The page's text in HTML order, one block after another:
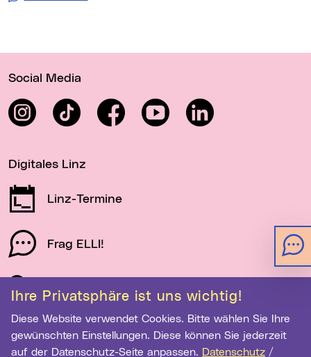
Ihre Privatsphäre ist uns wichtig!
Diese Website verwendet Cookies. Bitte wählen Sie Ihre
gewünschten Einstellungen. Diese können Sie jederzeit
auf der Datenschutz-Seite anpassen. Datenschutz /
Social Media
InstagramTikTok FacebookYouTube LinkedIn
Digitales Linz
Linz-Termine
Frag ELLI!
Schau auf Linz
Newsletter-Anmeldung